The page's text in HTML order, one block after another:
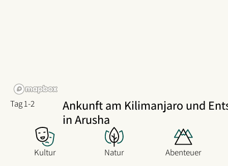
Tag 1-2
Ankunft am Kilimanjaro und
in Arusha
Kultur Natur
Abenteuer